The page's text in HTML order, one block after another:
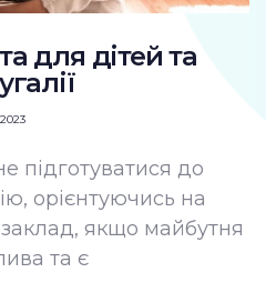
для дітей та
підготуватися до
орієнтуючись на
якщо майбутня
та є